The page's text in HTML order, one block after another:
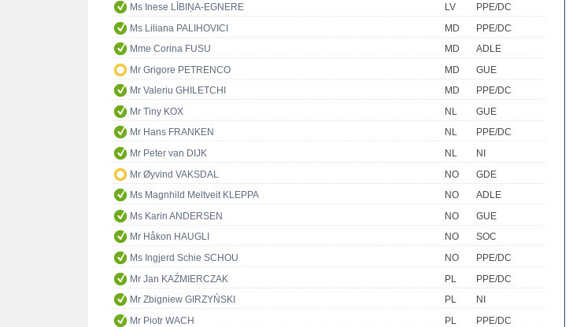
Ms Inese LĪBIŅA-EGNERE
LV
PPE/DC
Ms Liliana PALIHOVICI
MD
PPE/DC
Mme Corina FUSU
MD
ADLE
Mr Grigore PETRENCO
MD
GUE
Mr Valeriu GHILETCHI
MD
PPE/DC
Mr Tiny KOX
NL
GUE
Mr Hans FRANKEN
NL
PPE/DC
Mr Peter van DIJK
NL
NI
Mr Øyvind VAKSDAL
NO
GDE
Ms Magnhild Meltveit KLEPPA
NO
ADLE
Ms Karin ANDERSEN
NO
GUE
Mr Håkon HAUGLI
NO
SOC
Ms Ingjerd Schie SCHOU
NO
PPE/DC
Mr Jan KAŹMIERCZAK
PL
PPE/DC
Mr Zbigniew GIRZYŃSKI
PL
NI
Mr Piotr WACH
PL
PPE/DC